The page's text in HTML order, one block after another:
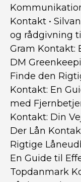
Kontakt •
og rådgivning
Gram Kontakt:
DM
Finde den
Kontakt: En
med
Kontakt: Din
Der Lån
Rigtige
En Guide til
Topdanmark